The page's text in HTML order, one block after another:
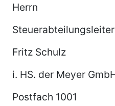
Herrn
Steuerabteilungsleiter
Fritz Schulz
i. HS. der Meyer
Postfach 1001